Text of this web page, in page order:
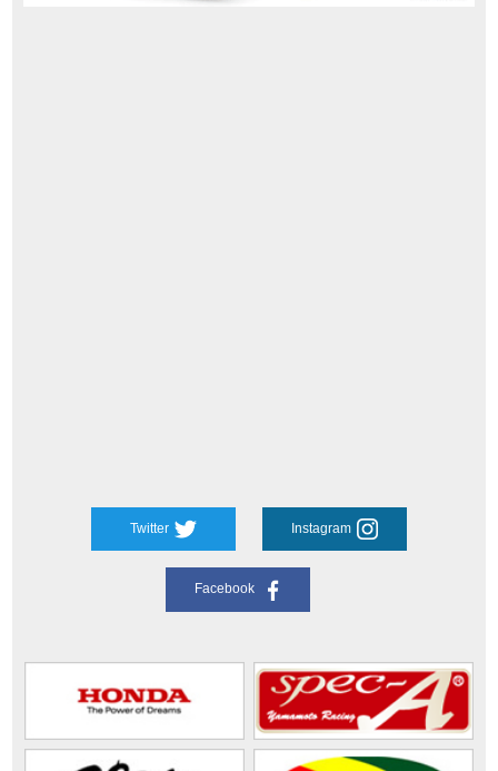
Twitter Instagram
Facebook